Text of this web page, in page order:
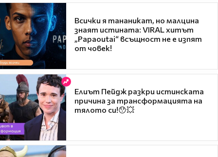
Всички я тананикат, но малцина
знаят истината: VIRAL хитът
„Papaoutai“ всъщност не е изпят
от човек!
Елиът Пейдж разкри истинската
причина за трансформацията на
тялото си!😯💥